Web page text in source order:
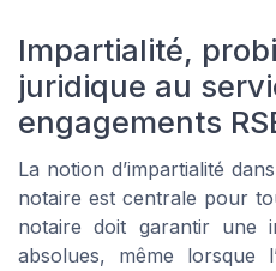
Impartialité,
juridique au
engagements
La notion d’impartialité
notaire est centrale pour
notaire doit garantir une
absolues, même lorsque